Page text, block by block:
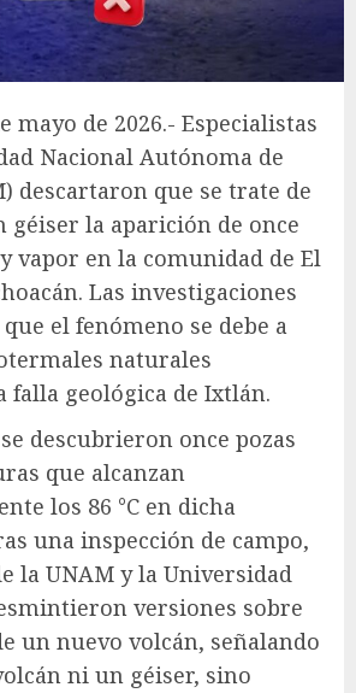
mayo de 2026.- Especialistas
Nacional Autónoma de
descartaron que se trate de
géiser la aparición de once
vapor en la comunidad de El
Las investigaciones
el fenómeno se debe a
naturales
falla geológica de Ixtlán.
descubrieron once pozas
que alcanzan
los 86 °C en dicha
una inspección de campo,
la UNAM y la Universidad
versiones sobre
un nuevo volcán, señalando
ni un géiser, sino